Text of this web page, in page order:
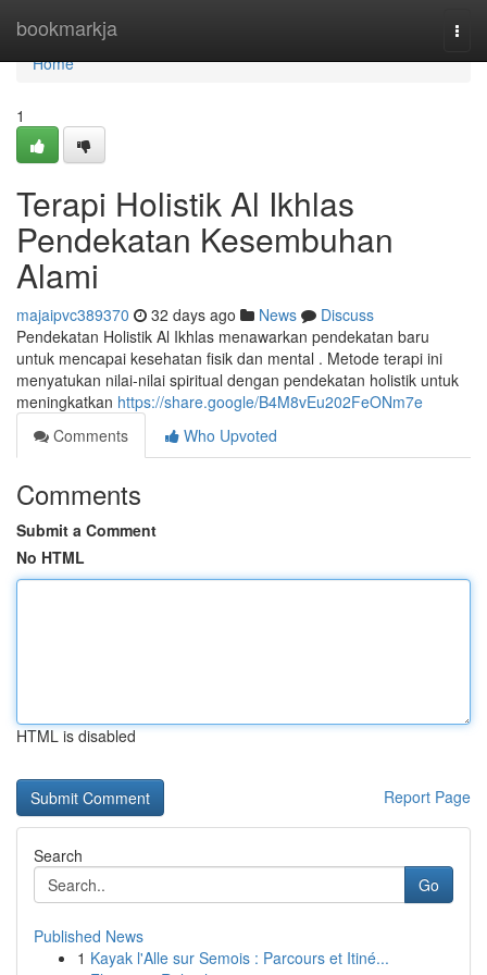
bookmarkja
Home
Home
1
Terapi Holistik Al Ikhlas
Pendekatan Kesembuhan
Alami
majaipvc389370 32 days ago News
Discuss
Pendekatan Holistik Al Ikhlas menawarkan pendekatan baru
untuk mencapai kesehatan fisik dan mental . Metode terapi ini
menyatukan nilai-nilai spiritual dengan pendekatan holistik untuk
meningkatkan https://share.google/B4M8vEu202FeONm7e
Comments
Who Upvoted
Comments
Submit a Comment
No HTML
HTML is disabled
Report Page
Search
Go
Published News
1 Kayak l'Alle sur Semois : Parcours et Itiné...